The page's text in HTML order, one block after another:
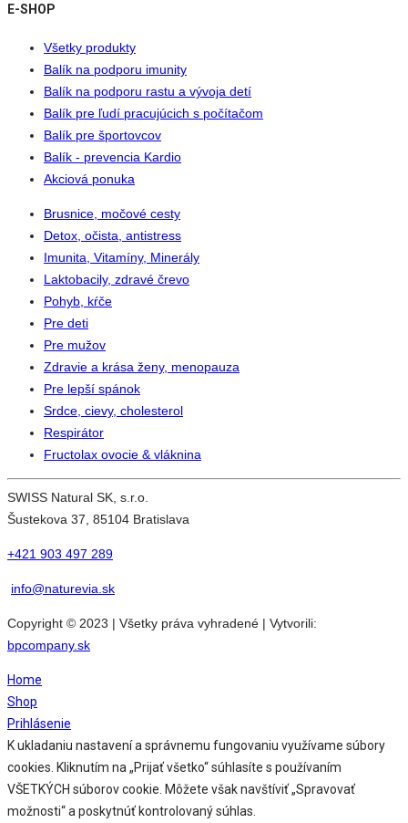
E-SHOP
Všetky produkty
Balík na podporu imunity
Balík na podporu rastu a vývoja detí
Balík pre ľudí pracujúcich s počítačom
Balík pre športovcov
Balík - prevencia Kardio
Akciová ponuka
Brusnice, močové cesty
Detox, očista, antistress
Imunita, Vitamíny, Minerály
Laktobacily, zdravé črevo
Pohyb, kŕče
Pre deti
Pre mužov
Zdravie a krása ženy, menopauza
Pre lepší spánok
Srdce, cievy, cholesterol
Respirátor
Fructolax ovocie & vláknina
SWISS Natural SK, s.r.o.
Šustekova 37, 85104 Bratislava
+421 903 497 289
info@naturevia.sk
Copyright © 2023 | Všetky práva vyhradené | Vytvorili:
bpcompany.sk
Home
Shop
Prihlásenie
K ukladaniu nastavení a správnemu fungovaniu využívame súbory
cookies. Kliknutím na „Prijať všetko“ súhlasíte s používaním
VŠETKÝCH súborov cookie. Môžete však navštíviť „Spravovať
možnosti“ a poskytnúť kontrolovaný súhlas.